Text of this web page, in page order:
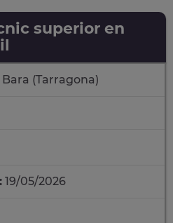
superior en
(Tarragona)
19/05/2026